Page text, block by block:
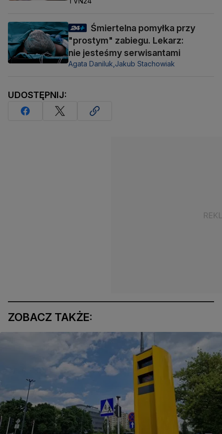
Śmiertelna pomyłka przy
"prostym" zabiegu. Lekarz:
nie jesteśmy serwisantami
Agata Daniluk, Jakub Stachowiak
UDOSTĘPNIJ:
ZOBACZ TAKŻE: